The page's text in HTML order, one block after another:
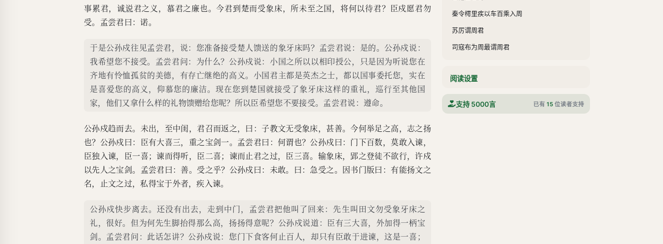
事累君，诚说君之义，慕君之廉也。今君到楚而受象床，所未至之国，将何以待君？臣戍愿君勿
受。孟尝君曰：诺。
于是公孙戍往见孟尝君，说：您准备接受楚人馈送的象牙床吗？孟尝君说：是的。公孙戍说：
我希望您不接受。孟尝君问：为什么？公孙戍说：小国之所以以相印授公，只是因为听说您在
齐地有怜恤孤贫的美德，有存亡继绝的高义。小国君主都是英杰之士，都以国事委托您，实在
是喜爱您的高义，仰慕您的廉洁。现在您到楚国就接受了象牙床这样的重礼，巡行至其他国
家，他们又拿什么样的礼物馈赠给您呢？所以臣希望您不要接受。孟尝君说：遵命。
公孙戍趋而去。未出，至中闺，君召而返之，曰：子教文无受象床，甚善。今何举足之高，志之扬
也？公孙戍曰：臣有大喜三，重之宝剑一。孟尝君曰：何谓也？公孙戍曰：门下百数，莫敢入谏，
臣独入谏，臣一喜；谏而得听，臣二喜；谏而止君之过，臣三喜。输象床，郢之登徒不欲行，许戍
以先人之宝剑。孟尝君曰：善。受之乎？公孙戍曰：未敢。曰：急受之。因书门版曰：有能扬文之
名，止文之过，私得宝于外者，疾入谏。
公孙戍快步离去。还没有出去，走到中门，孟尝君把他叫了回来：先生叫田文勿受象牙床之
礼，很好。但为何先生脚抬得那么高，扬扬得意呢？公孙戍说道：臣有三大喜，外加得一柄宝
剑。孟尝君问：此话怎讲？公孙戍说：您门下食客何止百人，却只有臣敢于进谏，这是一喜；
秦令樗里疾以车百乘入周
苏厉谓周君
司寇布为周最谓周君
卫鞅亡魏入秦
阅读设置
支持 5000言 已有 15 位读者支持